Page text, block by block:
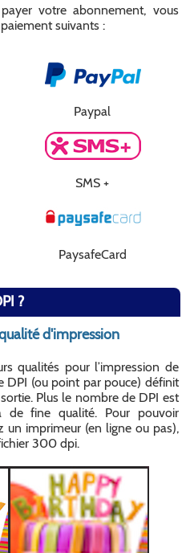
votre abonnement, vous
suivants :
Paypal
SMS +
PaysafeCard
?
d'impression
qualités pour l’impression de
DPI (ou point par pouce) définit
Plus le nombre de DPI est
de fine qualité. Pour pouvoir
un imprimeur (en ligne ou pas),
300 dpi.